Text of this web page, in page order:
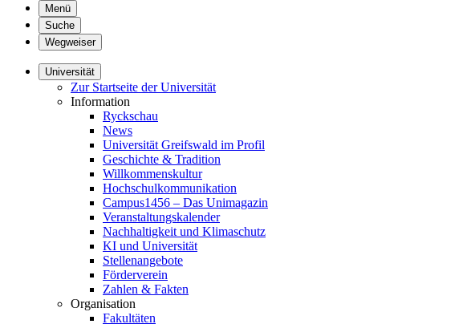
Menü
Suche
Wegweiser
Universität
Zur Startseite der Universität
Information
Ryckschau
News
Universität Greifswald im Profil
Geschichte & Tradition
Willkommenskultur
Hochschulkommunikation
Campus1456 – Das Unimagazin
Veranstaltungskalender
Nachhaltigkeit und Klimaschutz
KI und Universität
Stellenangebote
Förderverein
Zahlen & Fakten
Organisation
Fakultäten